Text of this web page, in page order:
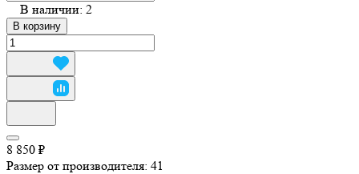
В наличии: 2
В корзину
8 850 ₽
Размер от производителя: 41